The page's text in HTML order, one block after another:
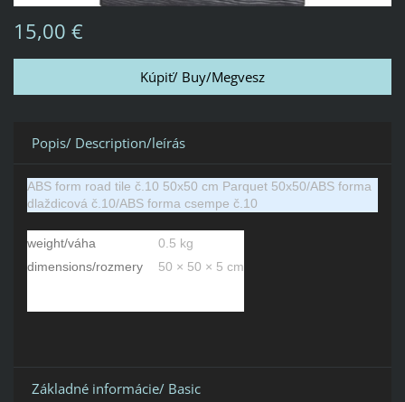
15,00 €
Popis/ Description/leírás
ABS form road tile č.10 50х50 cm Parquet 50x50/ABS forma
dlaždicová č.10/ABS forma csempe č.10
weight/váha
0.5 kg
dimensions/rozmery
50 × 50 × 5 cm
Základné informácie/ Basic